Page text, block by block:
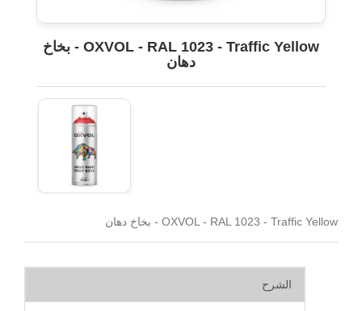
OXVOL - RAL 1023 - Traffic Yellow - بخاخ
دهان
OXVOL - RAL 1023 - Traffic Yellow - بخاخ دهان
الشرح